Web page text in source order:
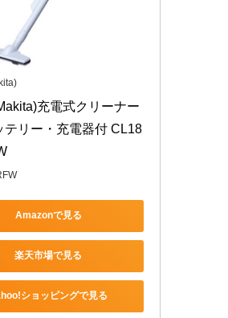
充電式クリーナー
テリー・充電器付 CL18
Amazonで見る
楽天市場で見る
ショッピングで見る